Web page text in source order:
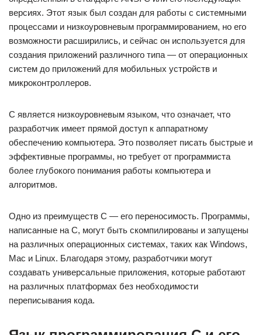
версиях. Этот язык был создан для работы с системными
процессами и низкоуровневым программированием, но его
возможности расширились, и сейчас он используется для
создания приложений различного типа — от операционных
систем до приложений для мобильных устройств и
микроконтроллеров.
C является низкоуровневым языком, что означает, что
разработчик имеет прямой доступ к аппаратному
обеспечению компьютера. Это позволяет писать быстрые и
эффективные программы, но требует от программиста
более глубокого понимания работы компьютера и
алгоритмов.
Одно из преимуществ C — его переносимость. Программы,
написанные на C, могут быть скомпилированы и запущены
на различных операционных системах, таких как Windows,
Mac и Linux. Благодаря этому, разработчики могут
создавать универсальные приложения, которые работают
на различных платформах без необходимости
переписывания кода.